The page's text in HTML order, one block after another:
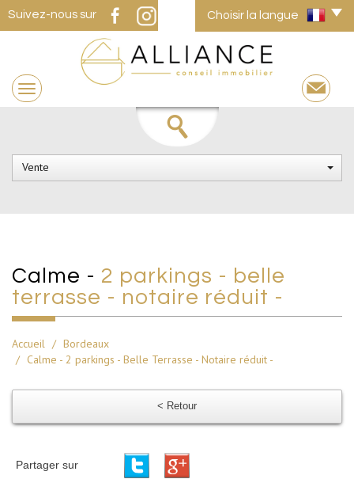
Suivez-nous sur Choisir la langue
Vente
calme - 2 parkings - belle
terrasse - notaire réduit -
Accueil
Bordeaux
Calme - 2 parkings - Belle Terrasse - Notaire réduit -
< Retour
Partager sur